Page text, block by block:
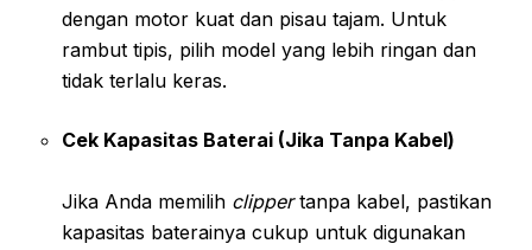
dengan motor kuat dan pisau tajam. Untuk
rambut tipis, pilih model yang lebih ringan dan
tidak terlalu keras.
Cek Kapasitas Baterai (Jika Tanpa Kabel)
Jika Anda memilih clippertanpa kabel, pastikan
kapasitas baterainya cukup untuk digunakan